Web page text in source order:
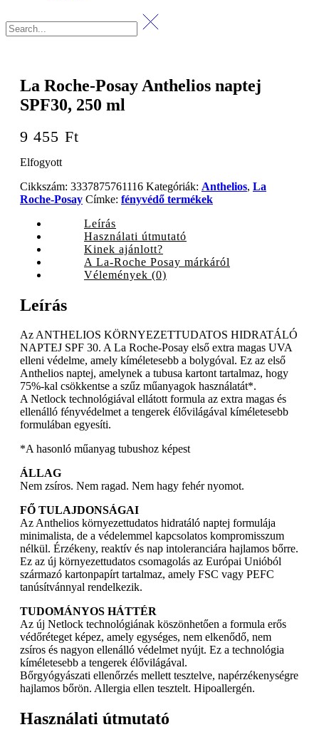
La Roche-Posay Anthelios naptej
SPF30, 250 ml
9 455 Ft
Elfogyott
Cikkszám: 3337875761116 Kategóriák: Anthelios, La
Roche-Posay Címke: fényvédő termékek
Leírás
Használati útmutató
Kinek ajánlott?
A La-Roche Posay márkáról
Vélemények (0)
Leírás
Az ANTHELIOS KÖRNYEZETTUDATOS HIDRATÁLÓ
NAPTEJ SPF 30. A La Roche-Posay első extra magas UVA
elleni védelme, amely kíméletesebb a bolygóval. Ez az első
Anthelios naptej, amelynek a tubusa kartont tartalmaz, hogy
75%-kal csökkentse a szűz műanyagok használatát*.
A Netlock technológiával ellátott formula az extra magas és
ellenálló fényvédelmet a tengerek élővilágával kíméletesebb
formulában egyesíti.
*A hasonló műanyag tubushoz képest
ÁLLAG
Nem zsíros. Nem ragad. Nem hagy fehér nyomot.
FŐ TULAJDONSÁGAI
Az Anthelios környezettudatos hidratáló naptej formulája
minimalista, de a védelemmel kapcsolatos kompromisszum
nélkül. Érzékeny, reaktív és nap intoleranciára hajlamos bőrre.
Ez az új környezettudatos csomagolás az Európai Unióból
származó kartonpapírt tartalmaz, amely FSC vagy PEFC
tanúsítvánnyal rendelkezik.
TUDOMÁNYOS HÁTTÉR
Az új Netlock technológiának köszönhetően a formula erős
védőréteget képez, amely egységes, nem elkenődő, nem
zsíros és nagyon ellenálló védelmet nyújt. Ez a technológia
kíméletesebb a tengerek élővilágával.
Bőrgyógyászati ellenőrzés mellett tesztelve, napérzékenységre
hajlamos bőrön. Allergia ellen tesztelt. Hipoallergén.
Használati útmutató